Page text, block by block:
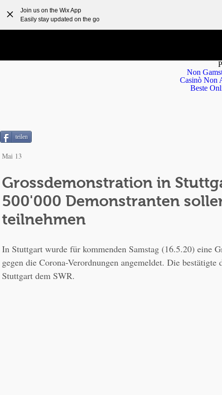
Join us on the Wix App
Easily stay updated on the go
Mai 13
Grossdemonstration in
500'000 Demonstranten
teilnehmen
In Stuttgart wurde für kommenden Samstag (16.5.20) eine
gegen die Corona-Verordnungen angemeldet. Die bestätigte
Stuttgart dem SWR.
teilen
Non
Casinò Non
Beste